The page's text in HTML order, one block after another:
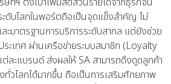
บโลกในพอร์ตถือเป็นจุดแข็งสำคัญ ไม่
ะมาตรฐานการบริการระดับสากล แต่ยังช่วย
ะเทศ ผ่านเครือข่ายระบบสมาชิก (Loyalty
ละแบรนด์ ส่งผลให้ SA สามารถดึงดูดลูกค้า
วโลกได้มากขึ้น ถือเป็นการเสริมศักยภาพ